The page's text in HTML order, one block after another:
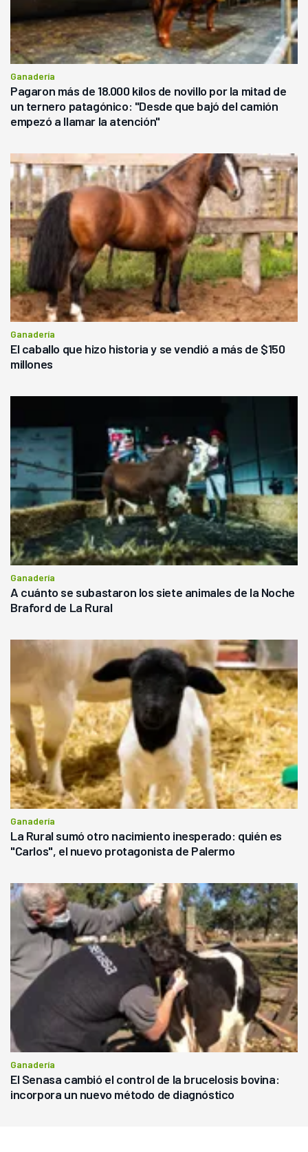
Ganadería
Pagaron más de 18.000 kilos de novillo por la mitad de
un ternero patagónico: "Desde que bajó del camión
empezó a llamar la atención"
Ganadería
El caballo que hizo historia y se vendió a más de $150
millones
Ganadería
A cuánto se subastaron los siete animales de la Noche
Braford de La Rural
Ganadería
La Rural sumó otro nacimiento inesperado: quién es
"Carlos", el nuevo protagonista de Palermo
Ganadería
El Senasa cambió el control de la brucelosis bovina:
incorpora un nuevo método de diagnóstico